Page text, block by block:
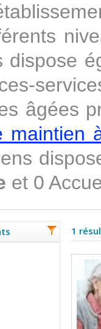
dispose
âgées
maintien
et 0
1